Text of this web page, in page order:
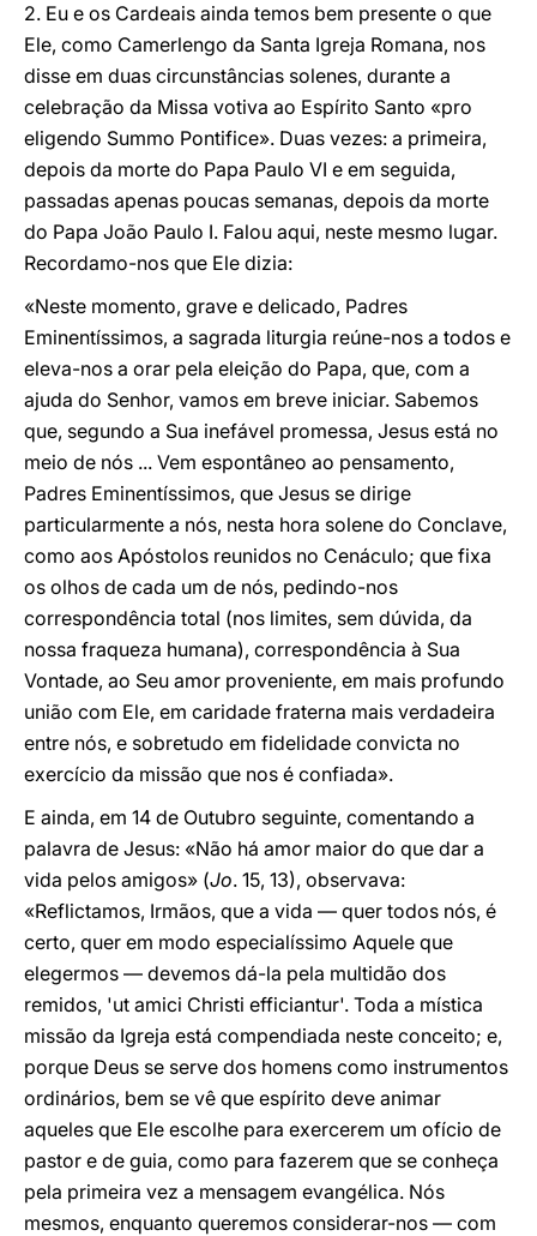
2. Eu e os Cardeais ainda temos bem presente o que
Ele, como Camerlengo da Santa Igreja Romana, nos
disse em duas circunstâncias solenes, durante a
celebração da Missa votiva ao Espírito Santo «pro
eligendo Summo Pontifice». Duas vezes: a primeira,
depois da morte do Papa Paulo VI e em seguida,
passadas apenas poucas semanas, depois da morte
do Papa João Paulo I. Falou aqui, neste mesmo lugar.
Recordamo-nos que Ele dizia:
«Neste momento, grave e delicado, Padres
Eminentíssimos, a sagrada liturgia reúne-nos a todos e
eleva-nos a orar pela eleição do Papa, que, com a
ajuda do Senhor, vamos em breve iniciar. Sabemos
que, segundo a Sua inefável promessa, Jesus está no
meio de nós ... Vem espontâneo ao pensamento,
Padres Eminentíssimos, que Jesus se dirige
particularmente a nós, nesta hora solene do Conclave,
como aos Apóstolos reunidos no Cenáculo; que fixa
os olhos de cada um de nós, pedindo-nos
correspondência total (nos limites, sem dúvida, da
nossa fraqueza humana), correspondência à Sua
Vontade, ao Seu amor proveniente, em mais profundo
união com Ele, em caridade fraterna mais verdadeira
entre nós, e sobretudo em fidelidade convicta no
exercício da missão que nos é confiada».
E ainda, em 14 de Outubro seguinte, comentando a
palavra de Jesus: «Não há amor maior do que dar a
vida pelos amigos» (Jo. 15, 13), observava:
«Reflictamos, Irmãos, que a vida — quer todos nós, é
certo, quer em modo especialíssimo Aquele que
elegermos — devemos dá-la pela multidão dos
remidos, 'ut amici Christi efficiantur'. Toda a mística
missão da Igreja está compendiada neste conceito; e,
porque Deus se serve dos homens como instrumentos
ordinários, bem se vê que espírito deve animar
aqueles que Ele escolhe para exercerem um ofício de
pastor e de guia, como para fazerem que se conheça
pela primeira vez a mensagem evangélica. Nós
mesmos, enquanto queremos considerar-nos — com